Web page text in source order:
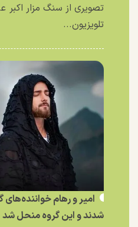
تصویری از سنگ مزار اکبر
تلویزیون...
امیر و رهام خواننده‌های
شدند و این گروه منحل شد